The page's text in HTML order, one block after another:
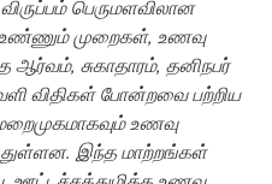
பெருமளவிலான
முறைகள், உணவு
சுகாதாரம், தனிநபர்
விதிகள் போன்றவை பற்றிய
உணவு
இந்த மாற்றங்கள்